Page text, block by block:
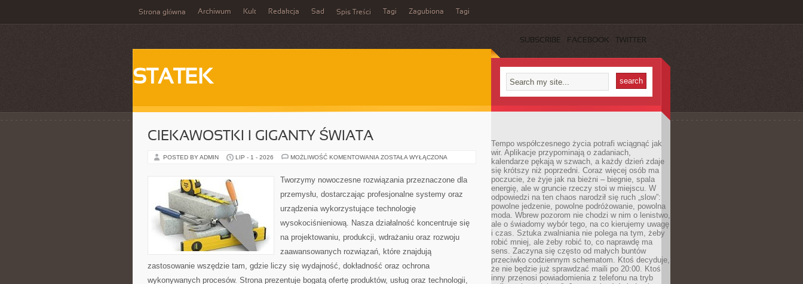
Strona główna Archiwum Kult Redakcja Sad Spis Treści Tagi Zagubiona Tagi
SUBSCRIBE FACEBOOK TWITTER
STATEK
CIEKAWOSTKI I GIGANTY ŚWIATA
POSTED BY ADMIN LIP - 1 - 2026 MOŻLIWOŚĆ KOMENTOWANIA CIEKAWOSTKI
ŚWIATA
ZOSTAŁA WYŁĄCZONA
Tworzymy nowoczesne rozwiązania przeznaczone dla
przemysłu, dostarczając profesjonalne systemy oraz
urządzenia wykorzystujące technologię
wysokociśnieniową. Nasza działalność koncentruje się
na projektowaniu, produkcji, wdrażaniu oraz rozwoju
zaawansowanych rozwiązań, które znajdują
zastosowanie wszędzie tam, gdzie liczy się wydajność, dokładność oraz ochrona
wykonywanych procesów. Strona prezentuje bogatą ofertę produktów, usług oraz technologii,
Tempo współczesnego życia potrafi wciągnąć jak
wir. Aplikacje przypominają o zadaniach,
kalendarze pękają w szwach, a każdy dzień zdaje
się krótszy niż poprzedni. Coraz więcej osób ma
poczucie, że żyje jak na bieżni – biegnie, spala
energię, ale w gruncie rzeczy stoi w miejscu. W
odpowiedzi na ten chaos narodził się ruch „slow”:
powolne jedzenie, powolne podróżowanie, powolna
moda. Wbrew pozorom nie chodzi w nim o lenistwo,
ale o świadomy wybór tego, na co kierujemy uwagę
i czas. Sztuka zwalniania nie polega na tym, żeby
robić mniej, ale żeby robić to, co naprawdę ma
sens. Zaczyna się często od małych buntów
przeciwko codziennym schematom. Ktoś decyduje,
że nie będzie już sprawdzać maili po 20:00. Ktoś
inny przenosi powiadomienia z telefonu na tryb